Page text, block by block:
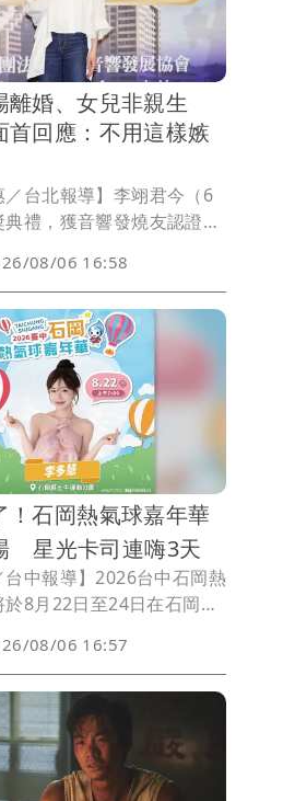
離婚、女兒非親生
首回應：不用這樣嫉
／台北報導】李翊君今（6
典禮，獲音響發燒友認證
現場不只演唱《雨蝶》與
絲敲碗下又清唱《苦海女
當熱絡。談及近年她被網
公檢場「淨身出戶」，連
被造謠「不是親生」，內容
媽卻信以為真，致電關心她
係，令她哭笑不得。
08/06 16:58
！石岡熱氣球嘉年華
星光卡司連嗨3天
台中報導】2026台中石岡熱
8月22日至24日在石岡區
大登場，活動除有全球唯
媽祖造型熱氣球」首度在
規劃熱氣球繫留體驗、音
雕秀、美食市集及親子活
特別邀請韓籍人氣啦啦隊女
開幕嘉賓，邀請全國民眾走
山城客庄的獨特魅力。
08/06 16:57